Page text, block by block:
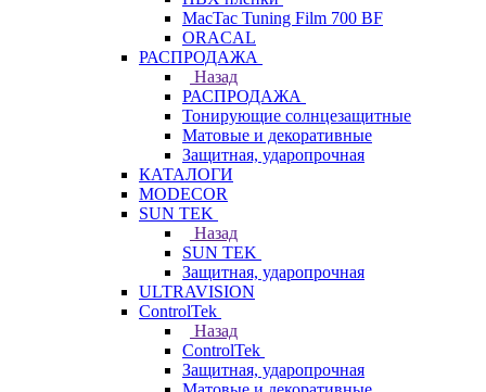
MacTac Tuning Film 700 BF
ORACAL
РАСПРОДАЖА
Назад
РАСПРОДАЖА
Тонирующие солнцезащитные
Матовые и декоративные
Защитная, ударопрочная
КАТАЛОГИ
MODECOR
SUN TEK
Назад
SUN TEK
Защитная, ударопрочная
ULTRAVISION
ControlTek
Назад
ControlTek
Защитная, ударопрочная